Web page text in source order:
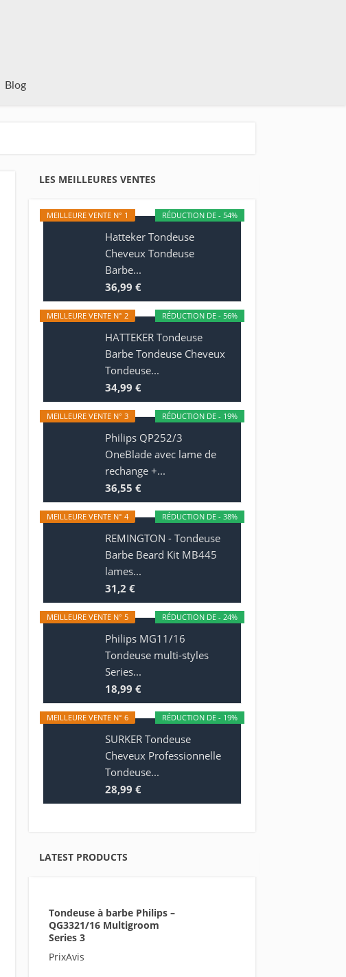
Blog
LES MEILLEURES VENTES
RÉDUCTION DE - 54%
MEILLEURE VENTE N° 1
Hatteker Tondeuse
Cheveux Tondeuse
Barbe...
36,99 €
RÉDUCTION DE - 56%
MEILLEURE VENTE N° 2
HATTEKER Tondeuse
Barbe Tondeuse Cheveux
Tondeuse...
34,99 €
RÉDUCTION DE - 19%
MEILLEURE VENTE N° 3
Philips QP252/3
OneBlade avec lame de
rechange +...
36,55 €
RÉDUCTION DE - 38%
MEILLEURE VENTE N° 4
REMINGTON - Tondeuse
Barbe Beard Kit MB445
lames...
31,2 €
RÉDUCTION DE - 24%
MEILLEURE VENTE N° 5
Philips MG11/16
Tondeuse multi-styles
Series...
18,99 €
RÉDUCTION DE - 19%
MEILLEURE VENTE N° 6
SURKER Tondeuse
Cheveux Professionnelle
Tondeuse...
28,99 €
LATEST PRODUCTS
Tondeuse à barbe Philips –
QG3321/16 Multigroom
Series 3
PrixAvis